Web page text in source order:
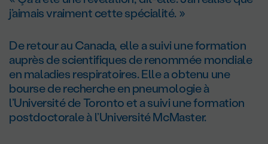
j’aimais vraiment cette spécialité. »
De retour au Canada, elle a suivi une formation
auprès de scientifiques de renommée mondiale
en maladies respiratoires. Elle a obtenu une
bourse de recherche en pneumologie à
l’Université de Toronto et a suivi une formation
postdoctorale à l’Université McMaster.